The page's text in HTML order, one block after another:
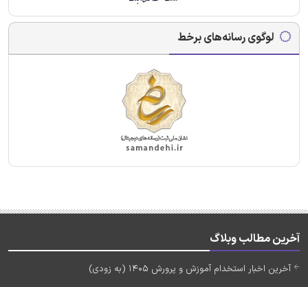
لوگوی رسانه‌های برخط
آخرین مطالب وبلاگ
آخرین اخبار استخدام آموزش و پرورش 1405 (به زودی)